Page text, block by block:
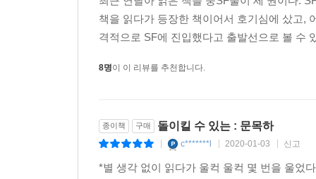
최근 연달아 읽은 책들 중SF물이 세 권이다.
책을 읽다가 등장한 책이어서 호기심에 샀고,
종이책 구매 돌이킬 수 있는 : 문목하
| c*******l | 2020-01-03 | 신고